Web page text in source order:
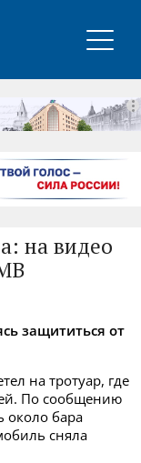
на видео
защититься от
на тротуар, где
По сообщению
около бара
сняла